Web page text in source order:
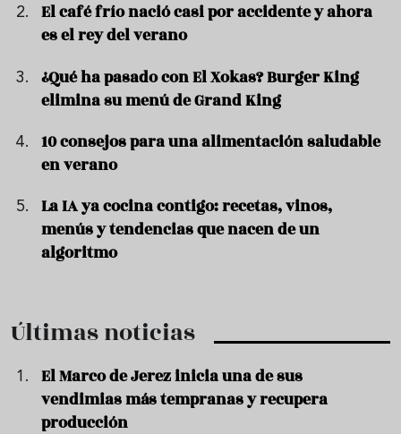
El café frío nació casi por accidente y ahora
es el rey del verano
¿Qué ha pasado con El Xokas? Burger King
elimina su menú de Grand King
10 consejos para una alimentación saludable
en verano
La IA ya cocina contigo: recetas, vinos,
menús y tendencias que nacen de un
algoritmo
Últimas noticias
El Marco de Jerez inicia una de sus
vendimias más tempranas y recupera
producción